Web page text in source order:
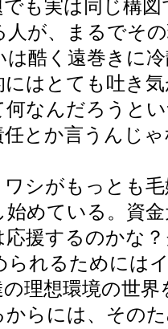
も実は同じ構
人が、まるでそ
酷く遠巻きに
はとても吐き
なんだろうと
とか言うんじ
ワシがもっとも
めている。資
援するのかな
られるためには
理想環境の世
らには、その